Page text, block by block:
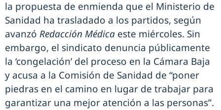
la propuesta de enmienda que el Ministerio de
Sanidad ha trasladado a los partidos, según
avanzó Redacción Médica este miércoles. Sin
embargo, el sindicato denuncia públicamente
la ‘congelación’ del proceso en la Cámara Baja
y acusa a la Comisión de Sanidad de “poner
piedras en el camino en lugar de trabajar para
garantizar una mejor atención a las personas”.